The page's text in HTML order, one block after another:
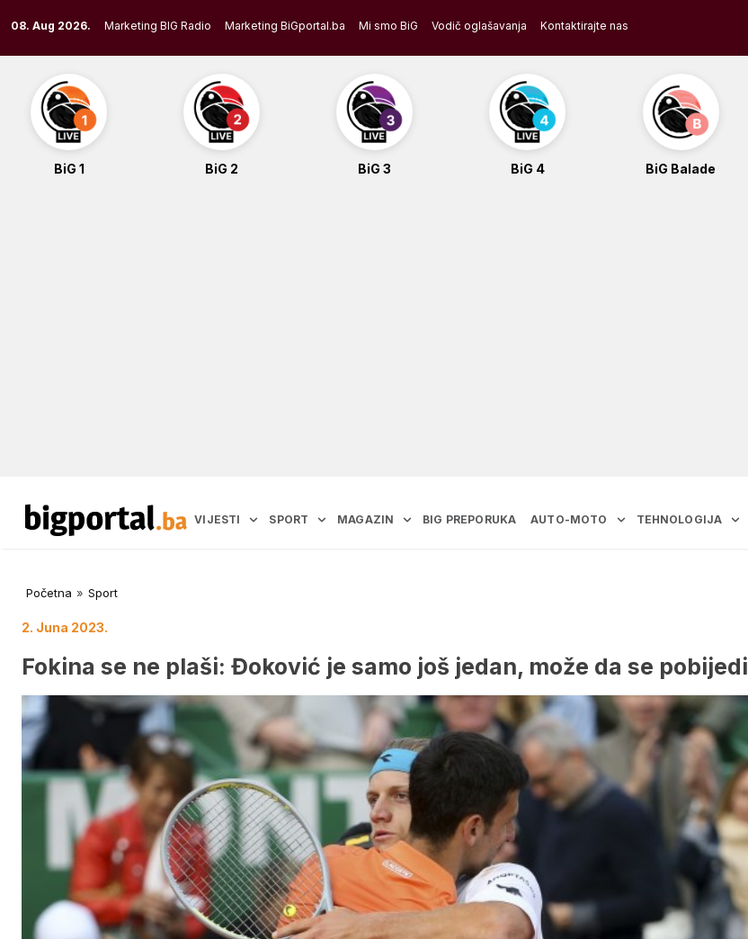
to
content
08. Aug 2026. Marketing BIG Radio Marketing BiGportal.ba Mi smo BiG Vodič oglašavanja Kontaktirajte nas
BiG 1 BiG 2 BiG 3 BiG 4 BiG Balade
VIJESTI SPORT MAGAZIN BIG PREPORUKA AUTO-MOTO TEHNOLOGIJA
Početna » Sport
2. Juna 2023.
Fokina se ne plaši: Đoković je samo još jedan, može da se pobijedi